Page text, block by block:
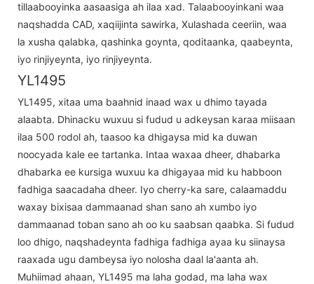
tillaabooyinka aasaasiga ah ilaa xad. Talaabooyinkani waa
naqshadda CAD, xaqiijinta sawirka, Xulashada ceeriin, waa
la xusha qalabka, qashinka goynta, qoditaanka, qaabeynta,
iyo rinjiyeynta, iyo rinjiyeynta.
YL1495
YL1495, xitaa uma baahnid inaad wax u dhimo tayada
alaabta. Dhinacku wuxuu si fudud u adkeysan karaa miisaan
ilaa 500 rodol ah, taasoo ka dhigaysa mid ka duwan
noocyada kale ee tartanka. Intaa waxaa dheer, dhabarka
dhabarka ee kursiga wuxuu ka dhigayaa mid ku habboon
fadhiga saacadaha dheer. Iyo cherry-ka sare, calaamaddu
waxay bixisaa dammaanad shan sano ah xumbo iyo
dammaanad toban sano ah oo ku saabsan qaabka. Si fudud
loo dhigo, naqshadeynta fadhiga fadhiga ayaa ku siinaysa
raaxada ugu dambeysa iyo nolosha daal la'aanta ah.
Muhiimad ahaan, YL1495 ma laha godad, ma laha wax